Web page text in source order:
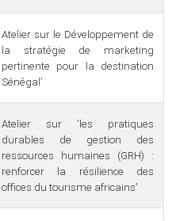
Atelier sur le Développement de
la stratégie de marketing
pertinente pour la destination
Sénégal’
Atelier sur 'les pratiques
durables de gestion des
ressources humaines (GRH) :
renforcer la résilience des
offices du tourisme africains'